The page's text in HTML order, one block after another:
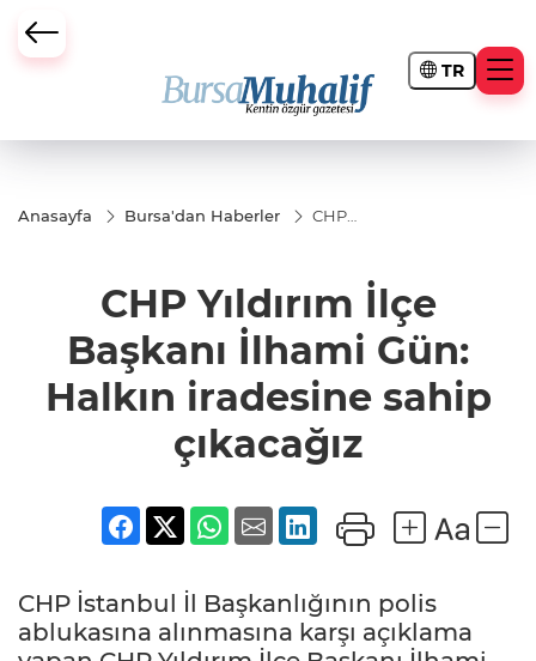
TR
Büyükşehir Darbesi
Anasayfa Bursa'dan Haberler
CHP
İlhami
Gün:
Halkın
iradesine
sahip
çıkacağız
CHP Yıldırım İlçe
Başkanı İlhami Gün:
Halkın iradesine sahip
çıkacağız
CHP İstanbul İl Başkanlığının polis
ablukasına alınmasına karşı açıklama